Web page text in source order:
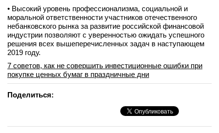
• Высокий уровень профессионализма, социальной и
моральной ответственности участников отечественного
небанковского рынка за развитие российской финансовой
индустрии позволяют с уверенностью ожидать успешного
решения всех вышеперечисленных задач в наступающем
2019 году.
7 советов, как не совершить инвестиционные ошибки при
покупке ценных бумаг в праздничные дни
Поделиться: